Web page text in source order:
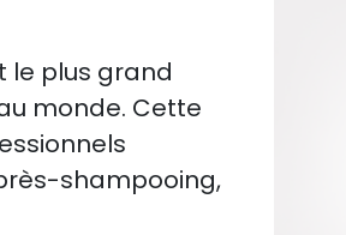
le plus grand
monde. Cette
shampooing,